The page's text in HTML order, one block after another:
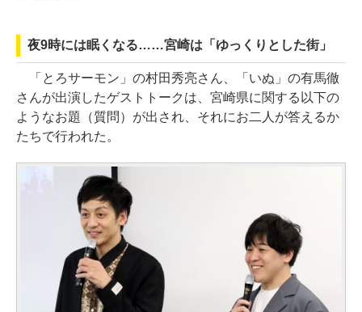
夜9時には眠くなる……宮崎は「ゆっくりとした街」
「とろサーモン」の村田秀亮さん、「いぬ」の有馬徹
さんが出演したゲストトークは、宮崎県に関する以下の
ようなお題（質問）が出され、それにお二人が答えるか
たちで行われた。